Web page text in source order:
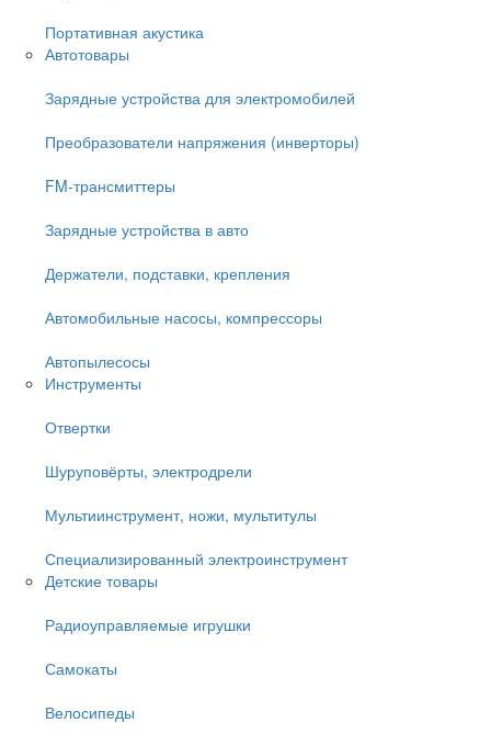
Портативная акустика
Автотовары
Зарядные устройства для электромобилей
Преобразователи напряжения (инверторы)
FM-трансмиттеры
Зарядные устройства в авто
Держатели, подставки, крепления
Автомобильные насосы, компрессоры
Автопылесосы
Инструменты
Отвертки
Шуруповёрты, электродрели
Мультиинструмент, ножи, мультитулы
Специализированный электроинструмент
Детские товары
Радиоуправляемые игрушки
Самокаты
Велосипеды